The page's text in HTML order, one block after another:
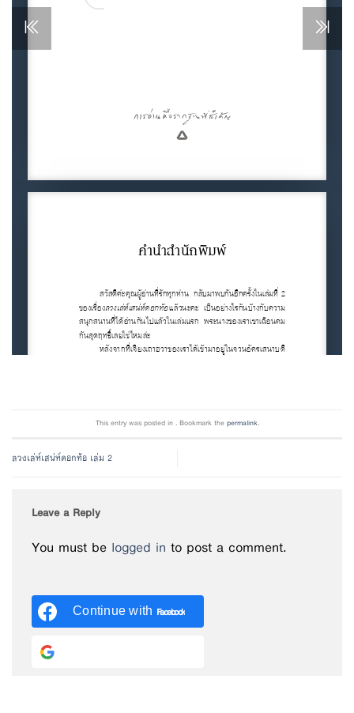
This entry was posted in . Bookmark thepermalink.
ลวงเล่ห์เสน่ห์ดอกท้อ เล่ม 2
Leave a Reply
You must be logged in to post a comment.
Continue with Facebook